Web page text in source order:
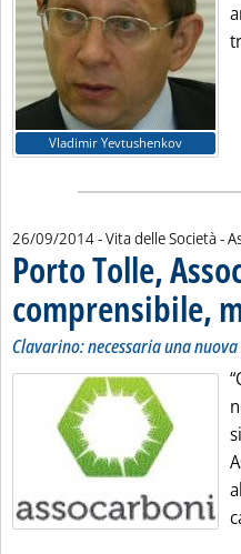
Vladimir Yevtushenkov
26/09/2014- Vita delle Società -
Porto Tolle,
comprensibile,
Clavarino: necessaria una